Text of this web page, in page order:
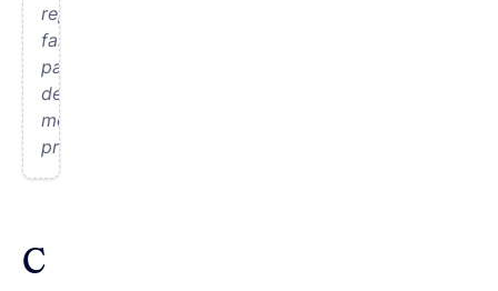
repos
fait
partie
de
mes
priorités.
C